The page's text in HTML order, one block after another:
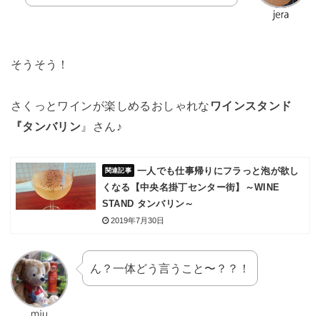
そうそう！
さくっとワインが楽しめるおしゃれな ワインスタンド
『タンバリン 』さん♪
一人でも仕事帰りにフラっと泡が欲し
くなる【中央名掛丁センター街】～WINE
STAND タンバリン～
2019年7月30日
ん？一体どう言うこと〜？？！